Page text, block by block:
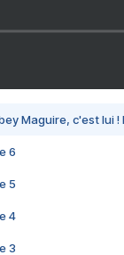
Maguire, c'est lui
6
5
4
3